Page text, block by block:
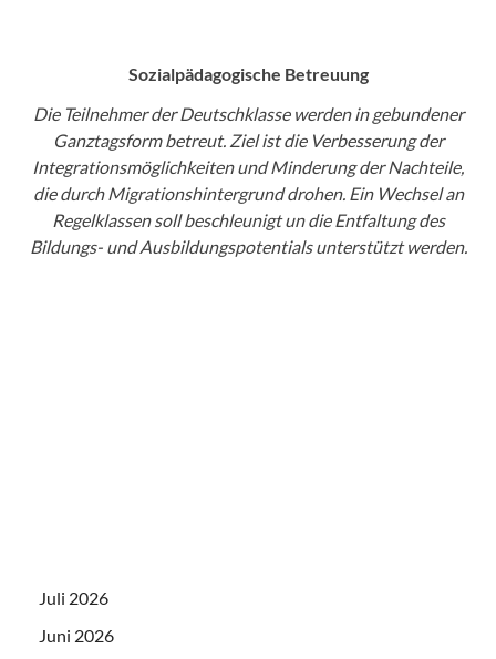
Sozialpädagogische Betreuung
Die Teilnehmer der Deutschklasse werden in gebundener
Ganztagsform betreut. Ziel ist die Verbesserung der
Integrationsmöglichkeiten und Minderung der Nachteile,
die durch Migrationshintergrund drohen. Ein Wechsel an
Regelklassen soll beschleunigt un die Entfaltung des
Bildungs- und Ausbildungspotentials unterstützt werden.
Juli 2026
Juni 2026